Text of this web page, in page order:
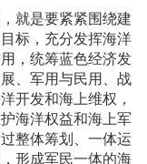
就是要紧紧围绕建
标，充分发挥海洋
，统筹蓝色经济发
、军用与民用、战
开发和海上维权，
海洋权益和海上军
整体筹划、一体运
形成军民一体的海